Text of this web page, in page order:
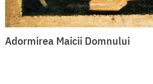
Adormirea Maicii Domnului